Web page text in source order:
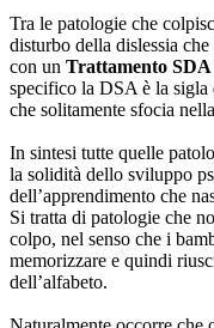
Tra le patologie che
disturbo della dislessia
con un Trattamento
specifico la DSA è la
che solitamente sfocia
In sintesi tutte quelle
la solidità dello sviluppo
dell’apprendimento che
Si tratta di patologie che
colpo, nel senso che i
memorizzare e quindi
dell’alfabeto.